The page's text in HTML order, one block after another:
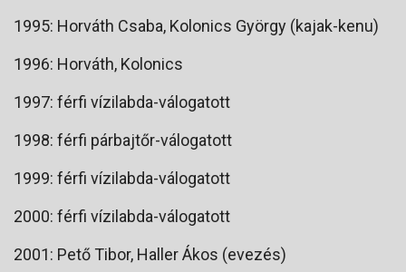
1995: Horváth Csaba, Kolonics György (kajak-kenu)
1996: Horváth, Kolonics
1997: férfi vízilabda-válogatott
1998: férfi párbajtőr-válogatott
1999: férfi vízilabda-válogatott
2000: férfi vízilabda-válogatott
2001: Pető Tibor, Haller Ákos (evezés)